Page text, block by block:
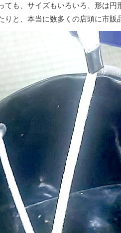
ても、サイズもいろいろ、形は
りと、本当に数多くの店頭に市販